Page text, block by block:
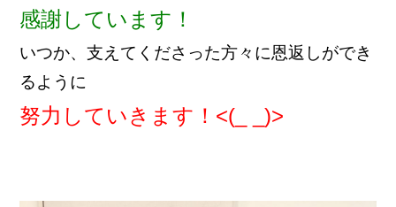
感謝しています！
いつか、支えてくださった方々に恩返しができ
るように
努力していきます！<(_ _)>